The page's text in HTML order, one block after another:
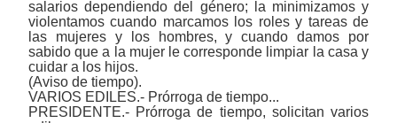
salarios dependiendo del género; la minimizamos y
violentamos cuando marcamos los roles y tareas de
las mujeres y los hombres, y cuando damos por
sabido que a la mujer le corresponde limpiar la casa y
cuidar a los hijos.
(Aviso de tiempo).
VARIOS EDILES.- Prórroga de tiempo...
PRESIDENTE.- Prórroga de tiempo, solicitan varios